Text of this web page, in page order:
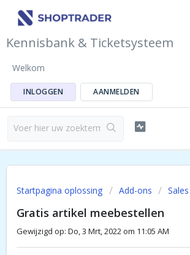
Kennisbank & Ticketsysteem
Welkom
INLOGGEN AANMELDEN
Startpagina oplossing Add-ons
Gratis artikel meebestellen
Gewijzigd op: Do, 3 Mrt, 2022 om 11:05 AM